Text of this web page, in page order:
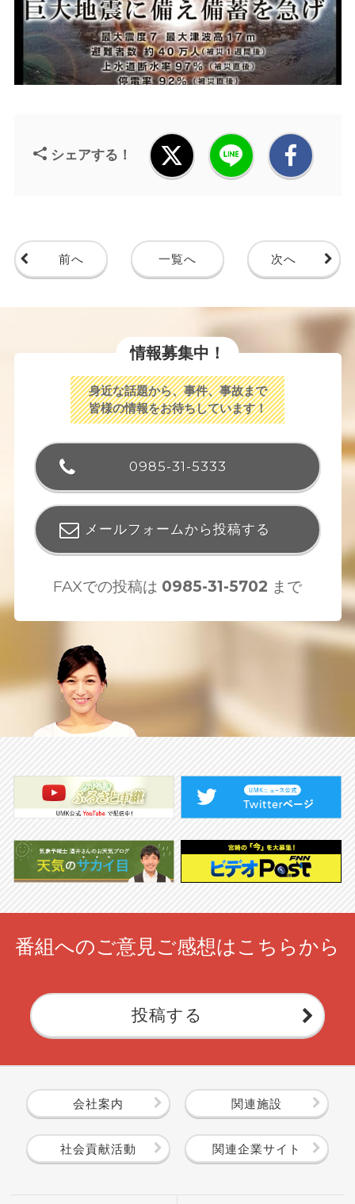
シェアする！
前へ 一覧へ 次へ
情報募集中！
身近な話題から、事件、事故まで
皆様の情報をお待ちしています！
0985-31-5333
メールフォームから投稿する
FAXでの投稿は 0985-31-5702 まで
番組へのご意見ご感想はこちらから
投稿する
会社案内 関連施設
社会貢献活動 関連企業サイト